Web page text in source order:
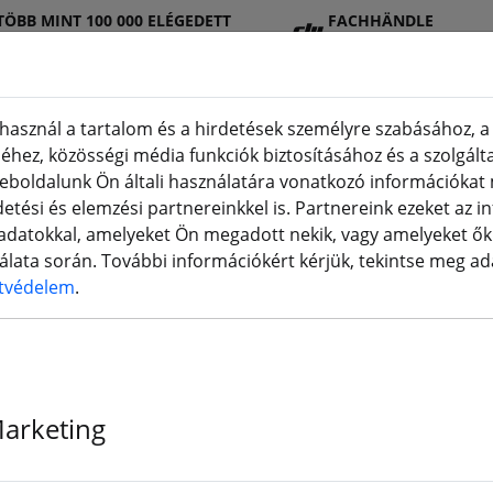
MINT 100 000 ELÉGEDETT
FACHHÄNDLE
Akkumuláto
rok
Propell
er
Tartozék
ok
3D
hírlevelére!
a tartalom és a hirdetések személyre szabásához,
közösségi média funkciók biztosításához és a
Ön általi használatára vonatkozó információkat
és elemzési partnereinkkel is. Partnereink ezeket az
amelyeket Ön megadott nekik, vagy amelyeket
során. További információkért kérjük, tekintse meg
.